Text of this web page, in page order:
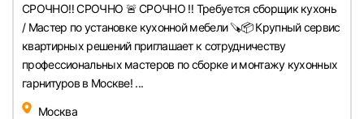
СРОЧНО‼️ СРОЧНО 🚨 СРОЧНО ‼️ Требуется сборщик кухонь
/ Мастер по установке кухонной мебели 🪚📦 Крупный сервис
квартирных решений приглашает к сотрудничеству
профессиональных мастеров по сборке и монтажу кухонных
гарнитуров в Москве! ...
Москва